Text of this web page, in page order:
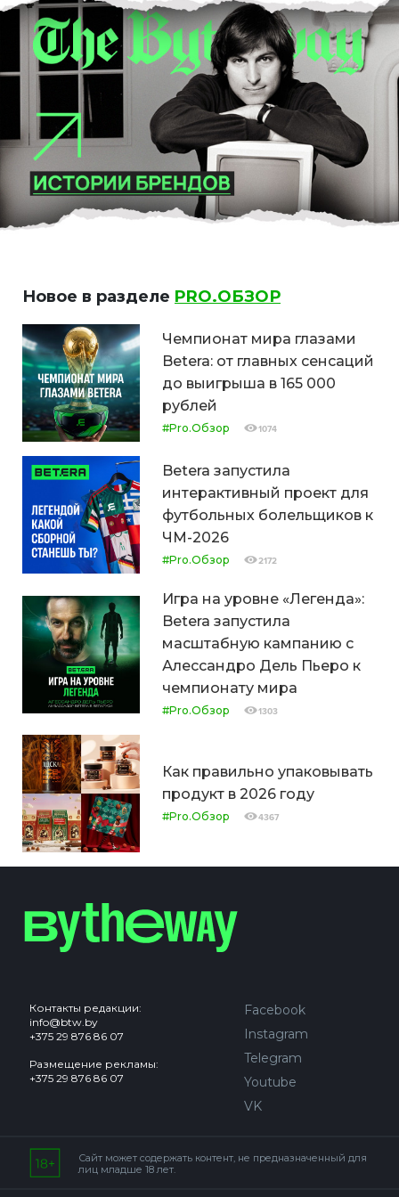
Новое в разделе PRO.ОБЗОР
Чемпионат мира глазами
Betera: от главных сенсаций
до выигрыша в 165 000
рублей
#Pro.Обзор 1074
Betera запустила
интерактивный проект для
футбольных болельщиков к
ЧМ-2026
#Pro.Обзор 2172
Игра на уровне «Легенда»:
Betera запустила
масштабную кампанию с
Алессандро Дель Пьеро к
чемпионату мира
#Pro.Обзор 1303
Как правильно упаковывать
продукт в 2026 году
#Pro.Обзор 4367
Контакты редакции:
info@btw.by
+375 29 876 86 07
Размещение рекламы:
+375 29 876 86 07
Facebook
Instagram
Telegram
Youtube
VK
Сайт может содержать контент, не предназначенный для
лиц младше 18 лет.